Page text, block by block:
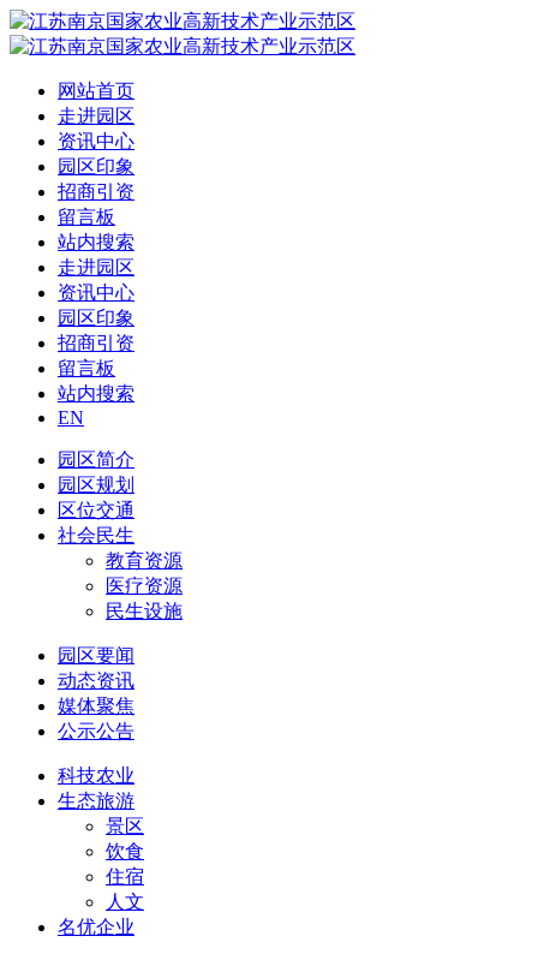
网站首页
走进园区
资讯中心
园区印象
招商引资
留言板
站内搜索
走进园区
资讯中心
园区印象
招商引资
留言板
站内搜索
EN
园区简介
园区规划
区位交通
社会民生
教育资源
医疗资源
民生设施
园区要闻
动态资讯
媒体聚焦
公示公告
科技农业
生态旅游
景区
饮食
住宿
人文
名优企业